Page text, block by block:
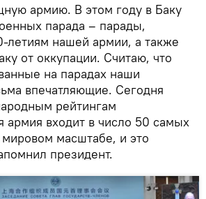
армию. В этом году в Баку
парада – парады,
летиям нашей армии, а также
от оккупации. Считаю, что
на парадах наши
впечатляющие. Сегодня
рейтингам
армия входит в число 50 самых
масштабе, и это
президент.